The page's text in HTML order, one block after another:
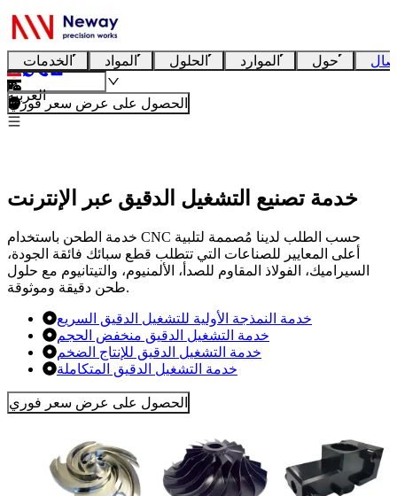
الخدمات المواد الحلول الموارد حول
العربية
الحصول على عرض سعر فوري
خدمة تصنيع التشغيل الدقيق عبر الإنترنت
خدمة الطحن باستخدام CNC حسب الطلب لدينا مُصممة لتلبية
أعلى المعايير للصناعات التي تتطلب قطع سبائك فائقة الجودة،
السيراميك، الفولاذ المقاوم للصدأ، الألمنيوم، والتيتانيوم مع حلول
طحن دقيقة وموثوقة.
خدمة النمذجة الأولية للتشغيل الدقيق السريع
خدمة التشغيل الدقيق منخفض الحجم
خدمة التشغيل الدقيق للإنتاج الضخم
خدمة التشغيل الدقيق المتكاملة
الحصول على عرض سعر فوري